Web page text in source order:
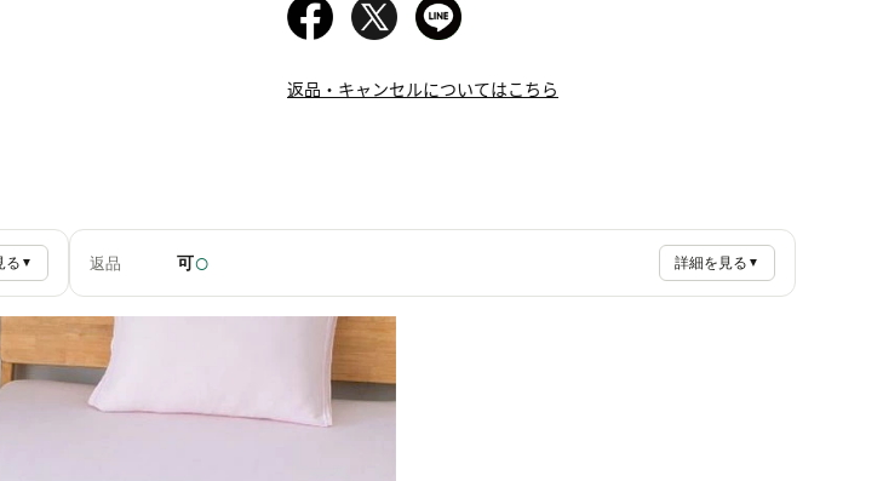
返品・キャンセルについてはこちら
る ▼ 返品 可○ 詳細を見る ▼